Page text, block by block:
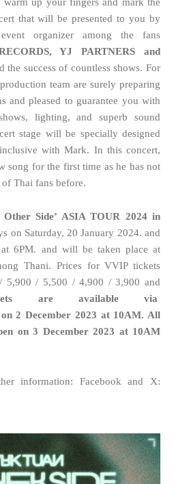
warm up your fingers and mark the
that will be presented to you by
organizer among the fans
YJ PARTNERS and
the success of countless shows. For
team are surely preparing
and pleased to guarantee you with
lighting, and superb sound
stage will be specially designed
with Mark. In this concert,
song for the first time as he has not
Thai fans before.
Side’ ASIA TOUR 2024 in
on Saturday, 20 January 2024. and
6PM. and will be taken place at
Thani. Prices for VVIP tickets
5,900 / 5,500 / 4,900 / 3,900 and
are available via
on 2 December 2023 at 10AM. All
on 3 December 2023 at 10AM
information: Facebook and X: